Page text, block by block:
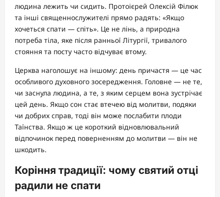
людина лежить чи сидить. Протоієрей Олексій Філюк
та інші священнослужителі прямо радять: «Якщо
хочеться спати — спіть». Це не лінь, а природна
потреба тіла, яке після ранньої Літургії, тривалого
стояння та посту часто відчуває втому.
Церква наголошує на іншому: день причастя — це час
особливого духовного зосередження. Головне — не те,
чи заснула людина, а те, з яким серцем вона зустрічає
цей день. Якщо сон стає втечею від молитви, подяки
чи добрих справ, тоді він може послабити плоди
Таїнства. Якщо ж це короткий відновлювальний
відпочинок перед поверненням до молитви — він не
шкодить.
Коріння традиції: чому святий отці
радили не спати